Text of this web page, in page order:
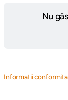
Nu
Informatii